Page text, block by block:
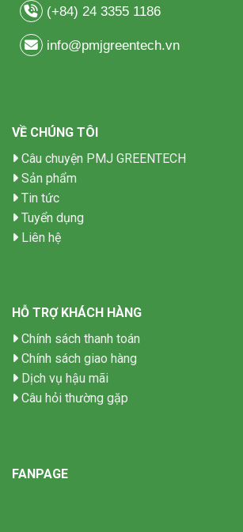
(+84) 24 3355 1186
info@pmjgreentech.vn
VỀ CHÚNG TÔI
Câu chuyện PMJ GREENTECH
Sản phẩm
Tin tức
Tuyển dụng
Liên hệ
HỖ TRỢ KHÁCH HÀNG
Chính sách thanh toán
Chính sách giao hàng
Dịch vụ hậu mãi
Câu hỏi thường gặp
FANPAGE